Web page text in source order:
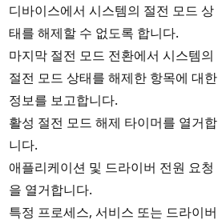
디바이스에서 시스템의 절전 모드 상
태를 해제할 수 없도록 합니다.
마지막 절전 모드 전환에서 시스템의
절전 모드 상태를 해제한 항목에 대한
정보를 보고합니다.
활성 절전 모드 해제 타이머를 열거합
니다.
애플리케이션 및 드라이버 전원 요청
을 열거합니다.
특정 프로세스, 서비스 또는 드라이버